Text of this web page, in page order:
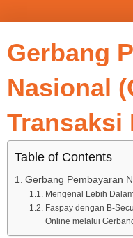
Gerbang
Nasional
Transaksi
Table of Contents
Gerbang Pembayaran
Mengenal Lebih
Faspay dengan B-
Online melalui